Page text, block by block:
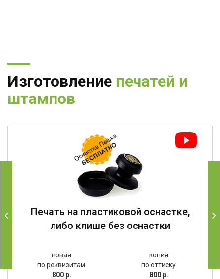
Изготовление печатей и
штампов
Печать на пластиковой оснастке,
либо клише без оснастки
новая
по реквизитам
800 р.
копия
по оттиску
800 р.